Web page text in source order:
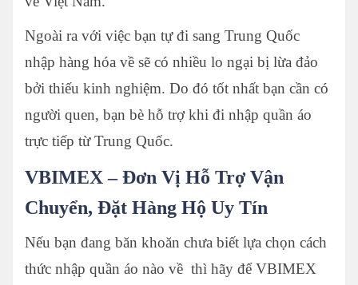
Ngoài ra với việc bạn tự đi sang Trung Quốc
nhập hàng hóa về sẽ có nhiều lo ngại bị lừa đảo
bởi thiếu kinh nghiệm. Do đó tốt nhất bạn cần có
người quen, bạn bè hỗ trợ khi đi nhập quần áo
trực tiếp từ Trung Quốc.
VBIMEX – Đơn Vị Hỗ Trợ Vận
Chuyển, Đặt Hàng Hộ Uy Tín
Nếu bạn đang băn khoăn chưa biết lựa chọn cách
thức nhập quần áo nào về thì hãy để VBIMEX